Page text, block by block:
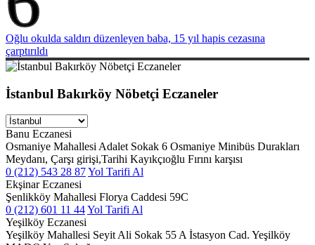
Oğlu okulda saldırı düzenleyen baba, 15 yıl hapis cezasına
çarptırıldı
İstanbul Bakırköy Nöbetçi Eczaneler
Banu Eczanesi
Osmaniye Mahallesi Adalet Sokak 6 Osmaniye Minibüs Durakları
Meydanı, Çarşı girişi,Tarihi Kayıkçıoğlu Fırını karşısı
0 (212) 543 28 87Yol Tarifi Al
Ekşinar Eczanesi
Şenlikköy Mahallesi Florya Caddesi 59C
0 (212) 601 11 44Yol Tarifi Al
Yeşilköy Eczanesi
Yeşilköy Mahallesi Seyit Ali Sokak 55 A İstasyon Cad. Yeşilköy